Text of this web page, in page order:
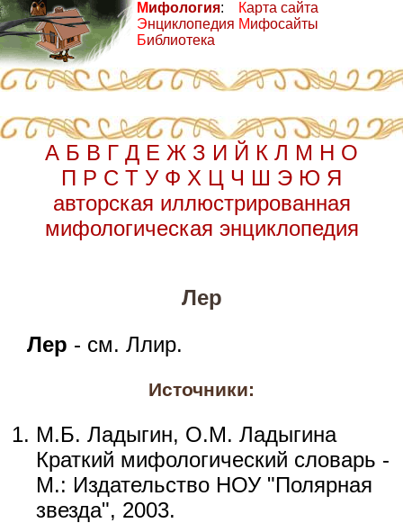
Мифология:
Энциклопедия
Библиотека
Карта сайта
Мифосайты
А Б В Г Д Е Ж З И Й К Л М Н О
П Р С Т У Ф Х Ц Ч Ш Э Ю Я
авторская иллюстрированная
мифологическая энциклопедия
Лер
Лер - см. Ллир.
Источники:
М.Б. Ладыгин, О.М. Ладыгина
Краткий мифологический словарь -
М.: Издательство НОУ "Полярная
звезда", 2003.